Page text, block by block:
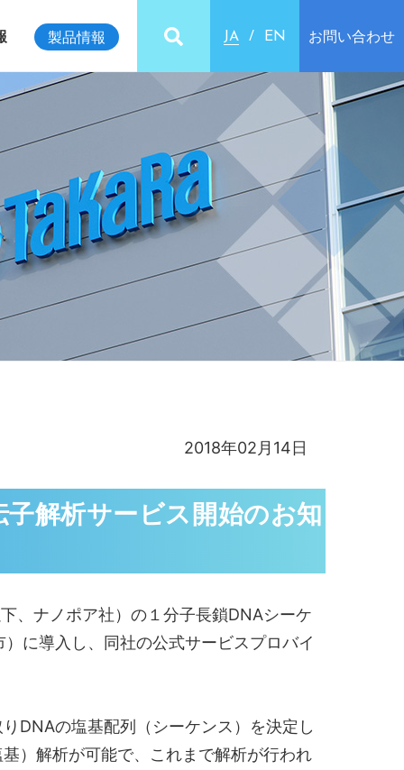
2018年02月14日
解析サービス開始のお知
、ナノポア社）の１分子長鎖DNAシーケ
に導入し、同社の公式サービスプロバイ
DNAの塩基配列（シーケンス）を決定し
）解析が可能で、これまで解析が行われ
製品情報 JA EN お問い合わせ
リティインデックス